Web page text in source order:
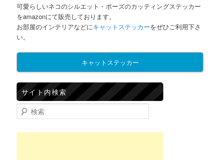
可愛らしいネコのシルエット・ポーズのカッティングステッカー
をamazonにて販売しております。
お部屋のインテリアなどにキャットステッカーをぜひご利用下さ
い。
キャットステッカー
サイト内検索
検索